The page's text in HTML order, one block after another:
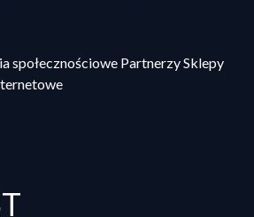
społecznościowe Partnerzy Sklepy